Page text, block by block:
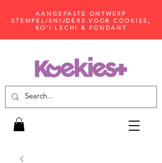
AANGEPASTE ONTWERP
STEMPEL/SNIJDERS VOOR COOKIES,
KO'I LECHI & FONDANT